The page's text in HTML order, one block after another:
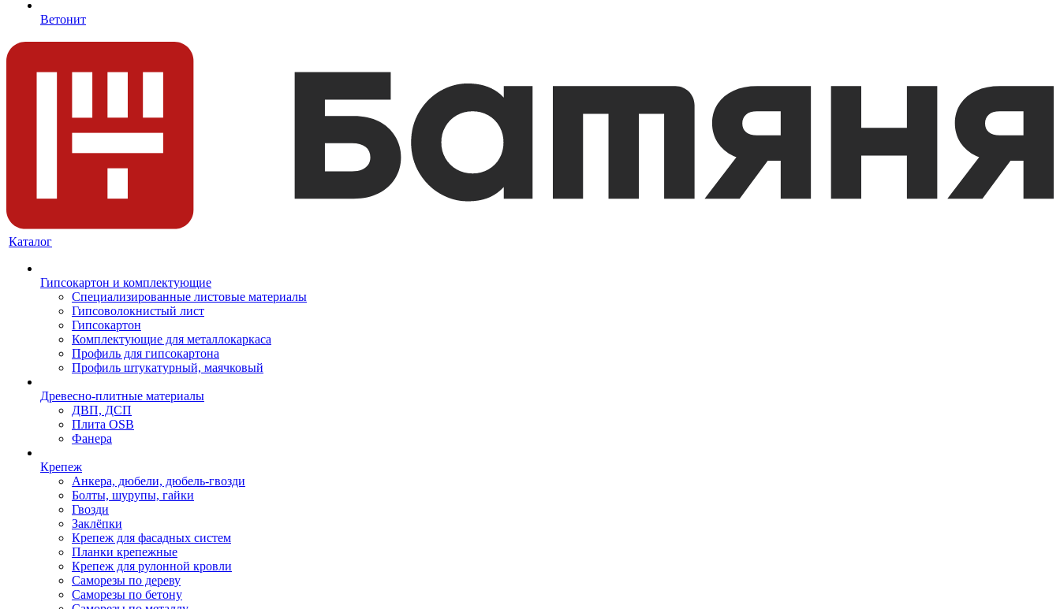
Ветонит
Каталог
Гипсокартон и комплектующие
Специализированные листовые материалы
Гипсоволокнистый лист
Гипсокартон
Комплектующие для металлокаркаса
Профиль для гипсокартона
Профиль штукатурный, маячковый
Древесно-плитные материалы
ДВП, ДСП
Плита OSB
Фанера
Крепеж
Анкера, дюбели, дюбель-гвозди
Болты, шурупы, гайки
Гвозди
Заклёпки
Крепеж для фасадных систем
Планки крепежные
Крепеж для рулонной кровли
Саморезы по дереву
Саморезы по бетону